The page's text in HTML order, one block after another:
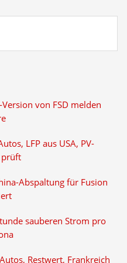
von FSD melden
LFP aus USA, PV-
prüft
Abspaltung für Fusion
sauberen Strom pro
Restwert, Frankreich